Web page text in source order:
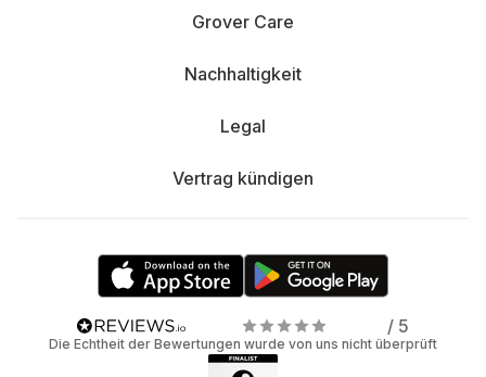
Grover Care
Nachhaltigkeit
Legal
Vertrag kündigen
/ 5
Die Echtheit der Bewertungen wurde von uns nicht überprüft